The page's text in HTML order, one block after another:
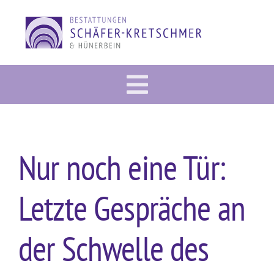
Inhalt
springen
Toggle
Gedenkportal
Bestattung
Über uns
Nur noch eine Tür:
Letzte Gespräche an
der Schwelle des